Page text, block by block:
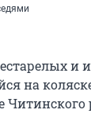
и
на
Читинского